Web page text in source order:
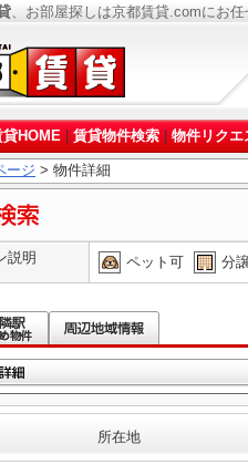
、お部屋探しは京都賃貸.comにお
貸HOME 賃貸物件検索 物件リクエ
ージ > 物件詳細
説明 ペット可 分
所在地